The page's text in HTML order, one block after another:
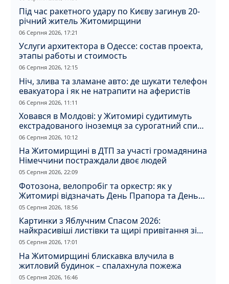
Під час ракетного удару по Києву загинув 20-
річний житель Житомирщини
06 Серпня 2026, 17:21
Услуги архитектора в Одессе: состав проекта,
этапы работы и стоимость
06 Серпня 2026, 12:15
Ніч, злива та зламане авто: де шукати телефон
евакуатора і як не натрапити на аферистів
06 Серпня 2026, 11:11
Ховався в Молдові: у Житомирі судитимуть
екстрадованого іноземця за сурогатний спирт
і відмивання грошей
06 Серпня 2026, 10:12
На Житомирщині в ДТП за участі громадянина
Німеччини постраждали двоє людей
05 Серпня 2026, 22:09
Фотозона, велопробіг та оркестр: як у
Житомирі відзначать День Прапора та День
Незалежності
05 Серпня 2026, 18:56
Картинки з Яблучним Спасом 2026:
найкрасивіші листівки та щирі привітання зі
святом
05 Серпня 2026, 17:01
На Житомирщині блискавка влучила в
житловий будинок – спалахнула пожежа
05 Серпня 2026, 16:46